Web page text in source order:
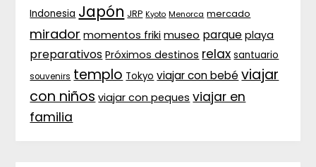
Indonesia Japón JRP Kyoto Menorca mercado
mirador momentos friki museo parque playa
preparativos Próximos destinos relax santuario
souvenirs templo Tokyo viajar con bebé viajar
con niños viajar con peques viajar en
familia